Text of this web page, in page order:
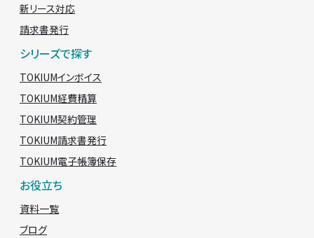
新リース対応
請求書発行
シリーズで探す
TOKIUMインボイス
TOKIUM経費精算
TOKIUM契約管理
TOKIUM請求書発行
TOKIUM電子帳簿保存
お役立ち
資料一覧
ブログ